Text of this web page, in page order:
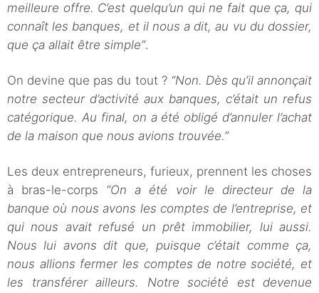
meilleure offre. C’est quelqu’un qui ne fait que ça, qui
connaît les banques, et il nous a dit, au vu du dossier,
que ça allait être simple”.
On devine que pas du tout ? “Non. Dès qu’il annonçait
notre secteur d’activité aux banques, c’était un refus
catégorique. Au final, on a été obligé d’annuler l’achat
de la maison que nous avions trouvée.”
Les deux entrepreneurs, furieux, prennent les choses
à bras-le-corps “On a été voir le directeur de la
banque où nous avons les comptes de l’entreprise, et
qui nous avait refusé un prêt immobilier, lui aussi.
Nous lui avons dit que, puisque c’était comme ça,
nous allions fermer les comptes de notre société, et
les transférer ailleurs. Notre société est devenue